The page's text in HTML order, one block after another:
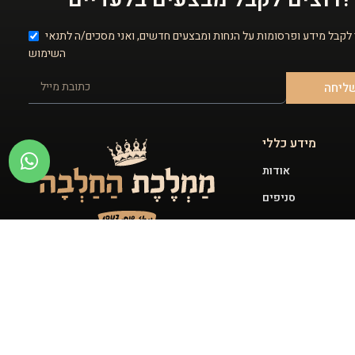
לקבל מידע ופרסומות על הנחות ומבצעים חדשים, ואני מסכים/ה לתנאי
השימוש
מידע כללי
אודות
סניפים
יצירת קשר